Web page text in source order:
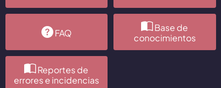
FAQ
Base de
conocimientos
Reportes de
errores e incidencias